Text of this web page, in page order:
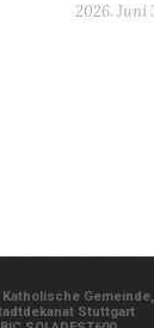
2026. Juni
Stuttgart